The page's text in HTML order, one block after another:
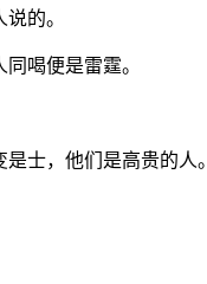
的。
喝便是雷霆。
士，他们是高贵的人。